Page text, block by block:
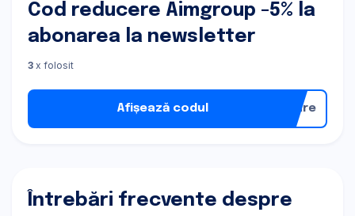
Cod reducere Aimgroup -5% la
abonarea la newsletter
3 x folosit
Afișează codul nare
Întrebări frecvente despre